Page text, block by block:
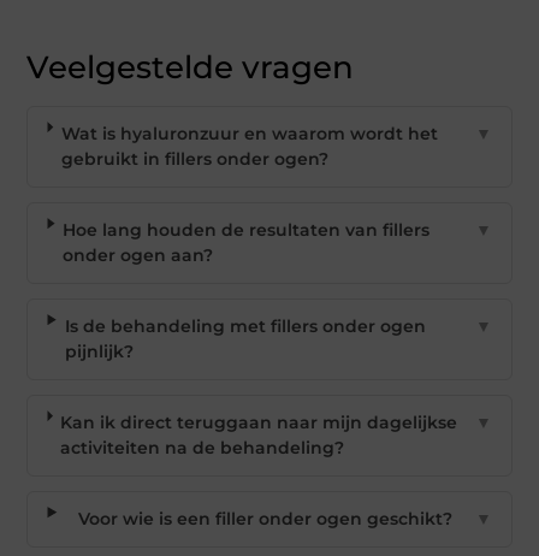
Veelgestelde vragen
Wat is hyaluronzuur en waarom wordt het
gebruikt in fillers onder ogen?
▼
Hoe lang houden de resultaten van fillers
onder ogen aan?
▼
Is de behandeling met fillers onder ogen
pijnlijk?
▼
Kan ik direct teruggaan naar mijn dagelijkse
activiteiten na de behandeling?
▼
Voor wie is een filler onder ogen geschikt? ▼